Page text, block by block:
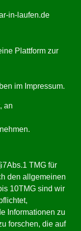
in-laufen.de
Plattform zur
im Impressum.
an
TMG für
den allgemeinen
10TMG sind wir
Informationen zu
forschen, die auf